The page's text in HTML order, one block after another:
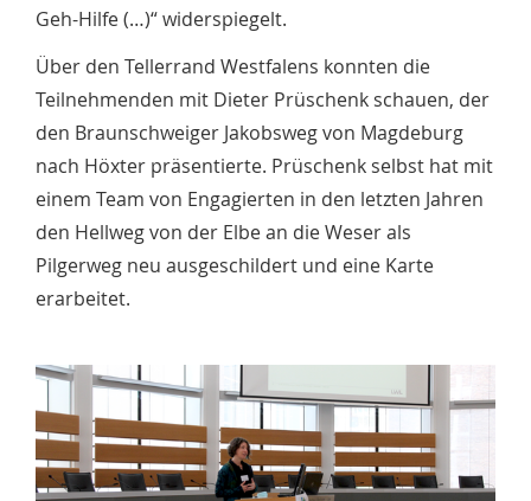
Geh-Hilfe (…)“ widerspiegelt.
Über den Tellerrand Westfalens konnten die
Teilnehmenden mit Dieter Prüschenk schauen, der
den Braunschweiger Jakobsweg von Magdeburg
nach Höxter präsentierte. Prüschenk selbst hat mit
einem Team von Engagierten in den letzten Jahren
den Hellweg von der Elbe an die Weser als
Pilgerweg neu ausgeschildert und eine Karte
erarbeitet.